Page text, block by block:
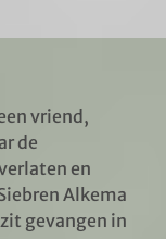
vriend,
de
en
Alkema
gevangen in